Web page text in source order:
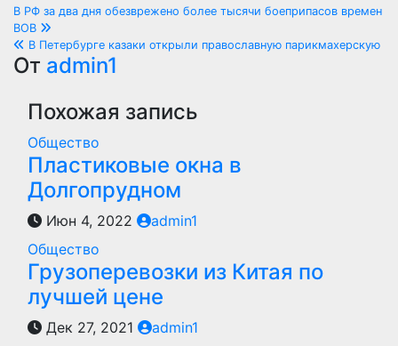
Навигация
по
записям
В РФ за два дня обезврежено более тысячи боеприпасов времен
ВОВ
В Петербурге казаки открыли православную парикмахерскую
От admin1
Похожая запись
Общество
Пластиковые окна в
Долгопрудном
Июн 4, 2022
admin1
Общество
Грузоперевозки из Китая по
лучшей цене
Дек 27, 2021
admin1